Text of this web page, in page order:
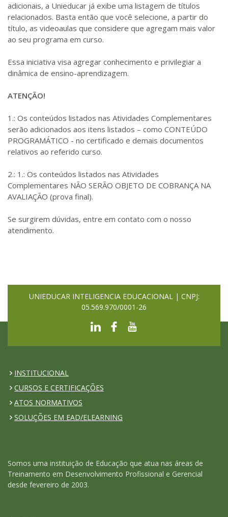
adicionais, a Unieducar já exibe uma listagem de títulos
relacionados. Basta então que você selecione, a partir do
título, as videoaulas que considere que agregam mais valor
ao seu programa em curso.
Essa iniciativa visa agregar conhecimento e privilegiar a
dinâmica de ensino-aprendizagem.
ATENÇÃO!
1.: Os conteúdos listados nas Atividades Complementares
serão adicionados aos itens listados – como CONTEÚDO
PROGRAMÁTICO - no certificado e demais documentos
relativos ao referido curso.
2.: 1.: Os conteúdos listados nas Atividades
Complementares NÃO SERÃO OBJETO DE COBRANÇA NA
AVALIAÇÃO (prova final).
Se surgirem dúvidas, entre em contato com o nosso
atendimento.
UNIEDUCAR INTELIGENCIA EDUCACIONAL | CNPJ:
05.569.970/0001-26
INSTITUCIONAL
CURSOS E CERTIFICAÇÕES
ATOS NORMATIVOS
SOLUÇÕES EM EAD/ELEARNING
Somos uma instituição de Educação que atua nas áreas de
Treinamento em Desenvolvimento Profissional e Gerencial
desde fevereiro de 2003.